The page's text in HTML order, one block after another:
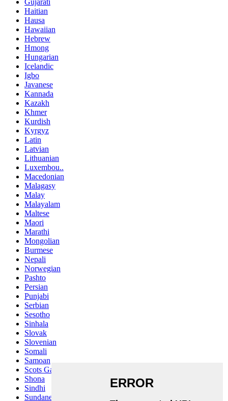
Gujarati
Haitian
Hausa
Hawaiian
Hebrew
Hmong
Hungarian
Icelandic
Igbo
Javanese
Kannada
Kazakh
Khmer
Kurdish
Kyrgyz
Latin
Latvian
Lithuanian
Luxembou..
Macedonian
Malagasy
Malay
Malayalam
Maltese
Maori
Marathi
Mongolian
Burmese
Nepali
Norwegian
Pashto
Persian
Punjabi
Serbian
Sesotho
Sinhala
Slovak
Slovenian
Somali
Samoan
Scots Gaelic
Shona
Sindhi
Sundanese